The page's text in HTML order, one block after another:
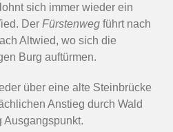
sich immer wieder ein
Der Fürstenweg führt nach
Altwied, wo sich die
Burg auftürmen.
über eine alte Steinbrücke
Anstieg durch Wald
Ausgangspunkt.